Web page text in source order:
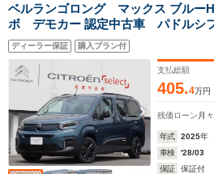
ベルランゴロング マックス ブルー
ボ デモカー 認定中古車 パドルシ
ディーラー保証 購入プラン付
支払総額
405.4万円
残価ローン 月々
年式 2025年
車検
'28/03
保証
保証付